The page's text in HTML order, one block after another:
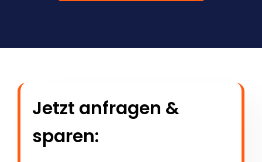
Jetzt anfragen &
sparen: